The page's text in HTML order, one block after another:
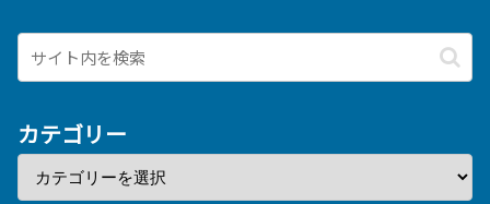
カテゴリー